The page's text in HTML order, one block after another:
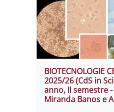
BIOTECNOLOGIE
2025/26 (CdS in
anno, II semestre
Miranda Banos e